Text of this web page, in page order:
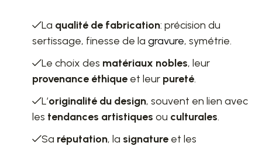
La qualité de fabrication: précision du
sertissage, finesse de la gravure, symétrie.
Le choix des matériaux nobles, leur
provenance éthique et leur pureté.
L’originalité du design, souvent en lien avec
les tendances artistiques ou culturales.
Sa réputation, la signature et les